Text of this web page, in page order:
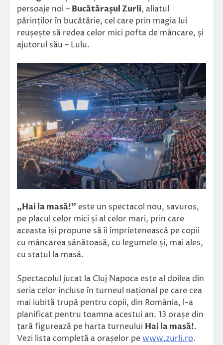
persoaje noi – Bucătărașul Zurli, aliatul
părinților în bucătărie, cel care prin magia lui
reușește să redea celor mici pofta de mâncare, și
ajutorul său – Lulu.
„Hai la masă!” este un spectacol nou, savuros,
pe placul celor mici și al celor mari, prin care
aceasta își propune să îi împrietenească pe copii
cu mâncarea sănătoasă, cu legumele și, mai ales,
cu statul la masă.
Spectacolul jucat la Cluj Napoca este al doilea din
seria celor incluse în turneul național pe care cea
mai iubită trupă pentru copii, din România, l-a
planificat pentru toamna acestui an. 13 orașe din
țară figurează pe harta turneului Hai la masă!.
Vezi lista completă a orașelor pewww.zurli.ro.